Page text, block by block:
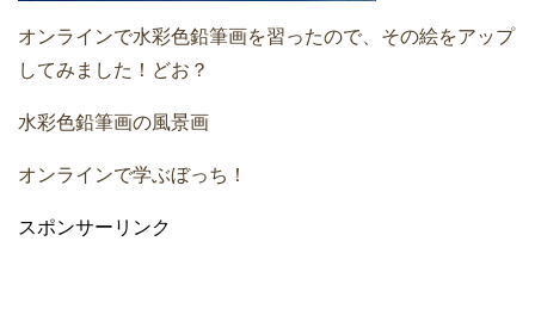
オンラインで水彩色鉛筆画を習ったので、その絵をアップ
してみました！どお？
水彩色鉛筆画の風景画
オンラインで学ぶぼっち！
スポンサーリンク